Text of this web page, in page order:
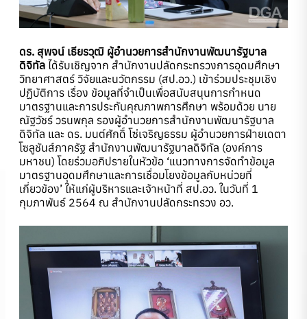
ดร. สุพจน์ เธียรวุฒิ ผู้อำนวยการสำนักงานพัฒนารัฐบาล
ดิจิทัล ได้รับเชิญจาก สำนักงานปลัดกระทรวงการอุดมศึกษา
วิทยาศาสตร์ วิจัยและนวัตกรรม (สป.อว.) เข้าร่วมประชุมเชิง
ปฏิบัติการ เรื่อง ข้อมูลที่จำเป็นเพื่อสนับสนุนการกำหนด
มาตรฐานและการประกันคุณภาพการศึกษา พร้อมด้วย นาย
ณัฐวัชร์ วรนพกุล รองผู้อำนวยการสำนักงานพัฒนารัฐบาล
ดิจิทัล และ ดร. มนต์ศักดิ์ โซ่เจริญธรรม ผู้อำนวยการฝ่ายเดตา
โซลูชันส์ภาครัฐ สำนักงานพัฒนารัฐบาลดิจิทัล (องค์การ
มหาชน) โดยร่วมอภิปรายในหัวข้อ ‘แนวทางการจัดทำข้อมูล
มาตรฐานอุดมศึกษาและการเชื่อมโยงข้อมูลกับหน่วยที่
เกี่ยวข้อง’ ให้แก่ผู้บริหารและเจ้าหน้าที่ สป.อว. ในวันที่ 1
กุมภาพันธ์ 2564 ณ สำนักงานปลัดกระทรวง อว.